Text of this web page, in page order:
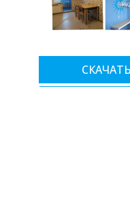
СКАЧАТЬ